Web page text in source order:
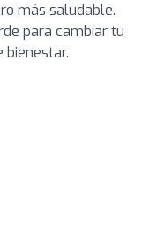
más saludable.
para cambiar tu
bienestar.